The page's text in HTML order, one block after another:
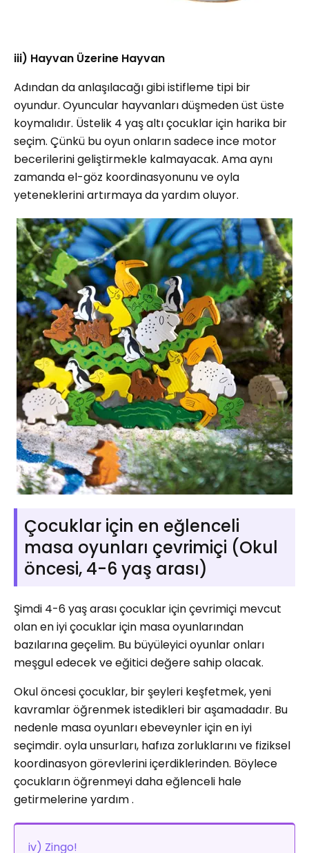
iii) Hayvan Üzerine Hayvan
Adından da anlaşılacağı gibi istifleme tipi bir
oyundur. Oyuncular hayvanları düşmeden üst üste
koymalıdır. Üstelik 4 yaş altı çocuklar için harika bir
seçim. Çünkü bu oyun onların sadece ince motor
becerilerini geliştirmekle kalmayacak. Ama aynı
zamanda el-göz koordinasyonunu ve oyla
yeteneklerini artırmaya da yardım oluyor.
Çocuklar için en eğlenceli
masa oyunları çevrimiçi (Okul
öncesi, 4-6 yaş arası)
Şimdi 4-6 yaş arası çocuklar için çevrimiçi mevcut
olan en iyi çocuklar için masa oyunlarından
bazılarına geçelim. Bu büyüleyici oyunlar onları
meşgul edecek ve eğitici değere sahip olacak.
Okul öncesi çocuklar, bir şeyleri keşfetmek, yeni
kavramlar öğrenmek istedikleri bir aşamadadır. Bu
nedenle masa oyunları ebeveynler için en iyi
seçimdir. oyla unsurları, hafıza zorluklarını ve fiziksel
koordinasyon görevlerini içerdiklerinden. Böylece
çocukların öğrenmeyi daha eğlenceli hale
getirmelerine yardım .
iv) Zingo!